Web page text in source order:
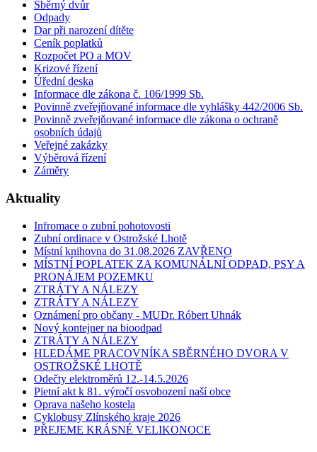
Sběrný dvůr
Odpady
Dar při narození dítěte
Ceník poplatků
Rozpočet PO a MOV
Krizové řízení
Úřední deska
Informace dle zákona č. 106/1999 Sb.
Povinně zveřejňované informace dle vyhlášky 442/2006 Sb.
Povinně zveřejňované informace dle zákona o ochraně
osobních údajů
Veřejné zakázky
Výběrová řízení
Záměry
Aktuality
Infromace o zubní pohotovosti
Zubní ordinace v Ostrožské Lhotě
Místní knihovna do 31.08.2026 ZAVŘENO
MÍSTNÍ POPLATEK ZA KOMUNÁLNÍ ODPAD, PSY A
PRONÁJEM POZEMKU
ZTRÁTY A NÁLEZY
ZTRÁTY A NÁLEZY
Oznámení pro občany - MUDr. Róbert Uhnák
Nový kontejner na bioodpad
ZTRÁTY A NÁLEZY
HLEDÁME PRACOVNÍKA SBĚRNÉHO DVORA V
OSTROŽSKÉ LHOTĚ
Odečty elektroměrů 12.-14.5.2026
Pietní akt k 81. výročí osvobození naší obce
Oprava našeho kostela
Cyklobusy Zlínského kraje 2026
PŘEJEME KRÁSNÉ VELIKONOCE